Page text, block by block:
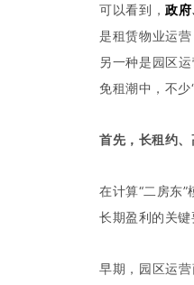
可以看到，政
是租赁物业运
另一种是园区
免租潮中，不
首先，长租约
在计算“二房东
长期盈利的关键
早期，园区运